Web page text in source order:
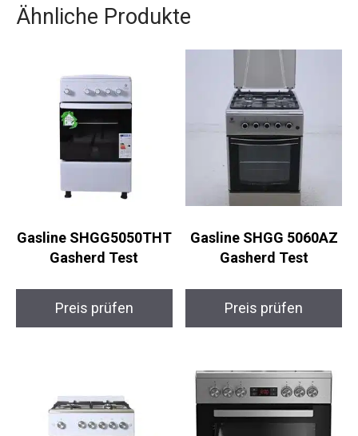
Ähnliche Produkte
Gasline SHGG5050THT
Gasherd Test
Preis prüfen
Gasline SHGG 5060AZ
Gasherd Test
Preis prüfen